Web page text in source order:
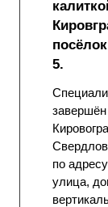
5.
по
улица,